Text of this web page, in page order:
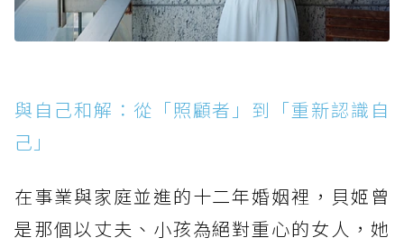
與自己和解：從「照顧者」到「重新認識自
己」
在事業與家庭並進的十二年婚姻裡，貝姬曾
是那個以丈夫、小孩為絕對重心的女人，她